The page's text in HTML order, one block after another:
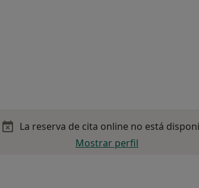
La reserva de cita online no está
Mostrar perfil